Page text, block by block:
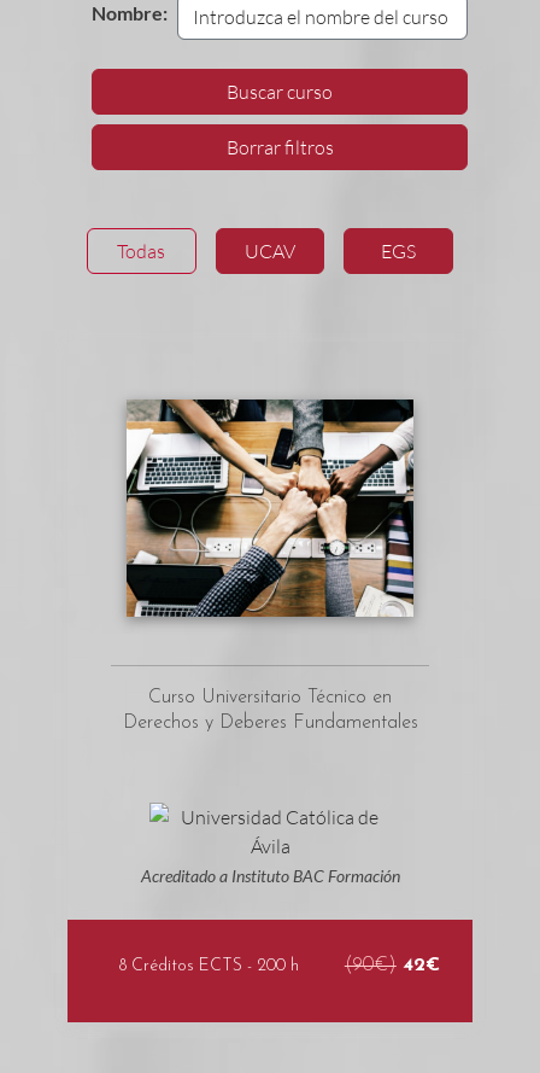
Nombre:
Buscar curso
Borrar filtros
Todas UCAV EGS
Curso Universitario Técnico en
Derechos y Deberes Fundamentales
Acreditado a Instituto BAC Formación
8 Créditos ECTS - 200 h (90€) 42€